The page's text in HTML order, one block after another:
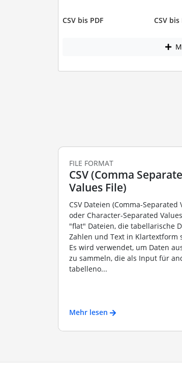
CSV bis PDF CSV bis
FILE FORMAT
CSV (Comma
Values File)
CSV Dateien (Comma-Separated
oder Character-Separated
"flat" Dateien, die tabellarische
Zahlen und Text in Klartextform
Es wird verwendet, um Daten
zu sammeln, die als Input für
tabelleno...
Mehr lesen